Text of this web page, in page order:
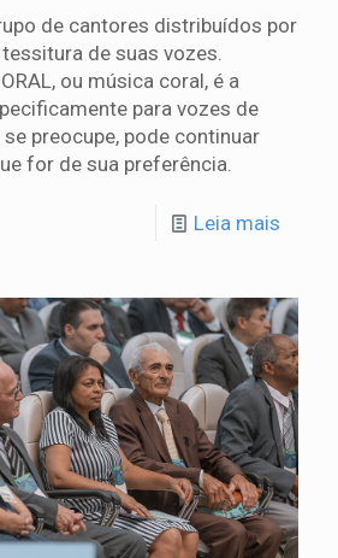
de cantores distribuídos por
de suas vozes.
ou música coral, é a
para vozes de
preocupe, pode continuar
for de sua preferência.
Leia mais